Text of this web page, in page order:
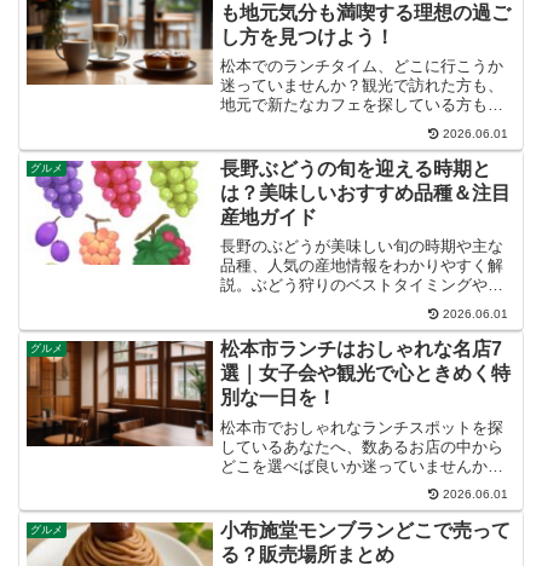
も地元気分も満喫する理想の過ご
し方を見つけよう！
松本でのランチタイム、どこに行こうか
迷っていませんか？観光で訪れた方も、
地元で新たなカフェを探している方も、
せっかくなら美味しいだけでなく、心に
残る素敵な時間を過ごしたいですよね。
この記事では、松本を知り尽くした私
が、あなたにぴったりのカフ...
2026.06.01
グルメ
長野ぶどうの旬を迎える時期と
は？美味しいおすすめ品種＆注目
産地ガイド
長野のぶどうが美味しい旬の時期や主な
品種、人気の産地情報をわかりやすく解
説。ぶどう狩りのベストタイミングや、
グルメ・お土産情報も紹介。旅行や贈り
2026.06.01
グルメ
松本市ランチはおしゃれな名店7
選｜女子会や観光で心ときめく特
別な一日を！
松本市でおしゃれなランチスポットを探
しているあなたへ、数あるお店の中から
どこを選べば良いか迷っていませんか？
大切な人とのデートや友人との女子会、
観光で訪れた際に、記憶に残るような素
敵なランチ体験をしたいですよね。この
記事では、松本を知り尽く...
2026.06.01
グルメ
小布施堂モンブランどこで売って
る？販売場所まとめ